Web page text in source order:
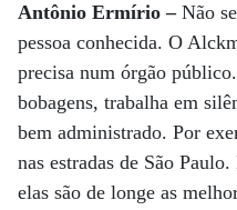
Antônio Ermírio – Não
pessoa conhecida. O
precisa num órgão
bobagens, trabalha em
bem administrado. Por
nas estradas de São
elas são de longe as